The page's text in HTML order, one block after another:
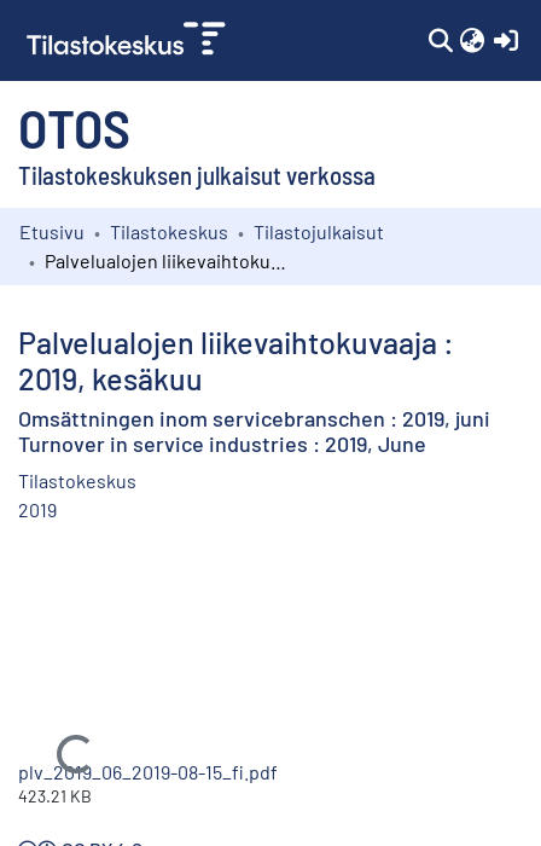
OTOS
Tilastokeskuksen julkaisut verkossa
Kokoelmat
Etusivu Tilastokeskus
Tilastojulkaisut
Palvelualojen liikevaihtokuvaaja :
2019, kesäkuu
Omsättningen inom servicebranschen : 2019, juni
Turnover in service industries : 2019, June
Tilastokeskus
2019
Ladataan...
plv_2019_06_2019-08-15_fi.pdf
423.21 KB